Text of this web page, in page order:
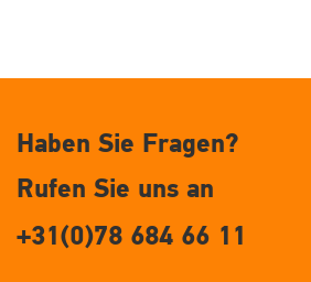
Haben Sie Fragen?
Rufen Sie uns an
+31(0)78 684 66 11